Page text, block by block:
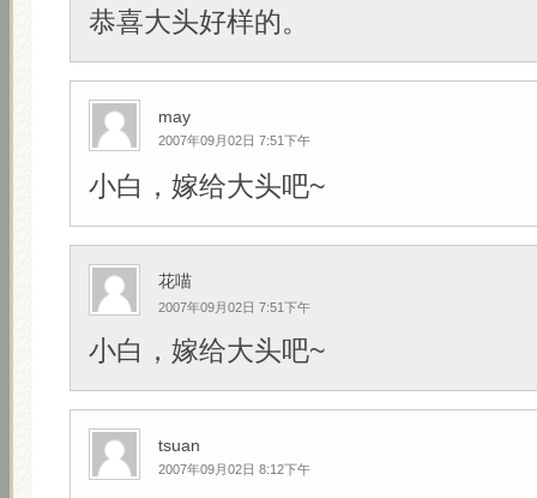
恭喜大头好样的。
may
2007年09月02日 7:51下午
小白，嫁给大头吧~
花喵
2007年09月02日 7:51下午
小白，嫁给大头吧~
tsuan
2007年09月02日 8:12下午